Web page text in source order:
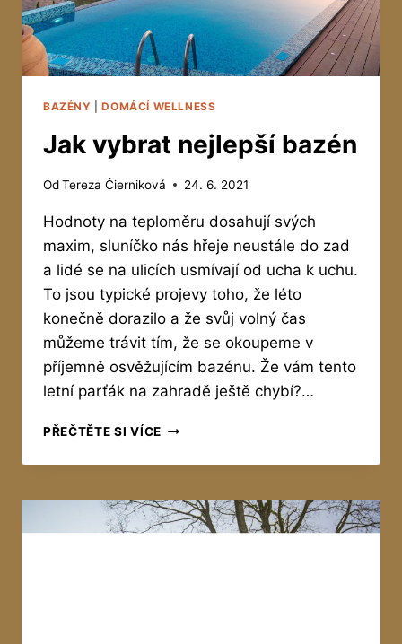
BAZÉNY |DOMÁCÍ WELLNESS
Jak vybrat nejlepší bazén
OdTereza Čierniková 24. 6. 2021
Hodnoty na teploměru dosahují svých
maxim, sluníčko nás hřeje neustále do zad
a lidé se na ulicích usmívají od ucha k uchu.
To jsou typické projevy toho, že léto
konečně dorazilo a že svůj volný čas
můžeme trávit tím, že se okoupeme v
příjemně osvěžujícím bazénu. Že vám tento
letní parťák na zahradě ještě chybí?…
PŘEČTĚTE SI VÍCEJAK
NEJLEPŠÍ